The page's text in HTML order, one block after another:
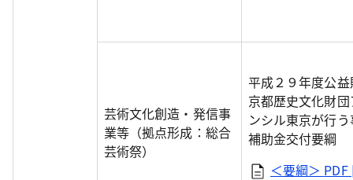
芸術文化創造・発信事
業等（拠点形成：総合
芸術祭）
平成２９年度公
京都歴史文化財
ンシル東京が行
補助金交付要綱
＜要綱＞